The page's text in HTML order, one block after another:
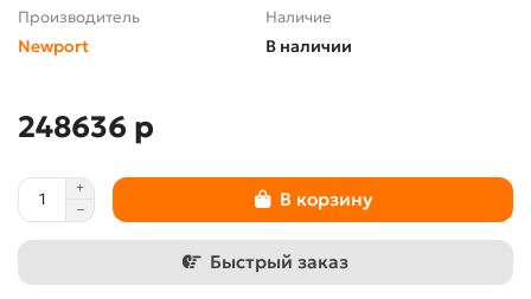
Производитель
Newport
Наличие
В наличии
248636 р
В корзину
Быстрый заказ